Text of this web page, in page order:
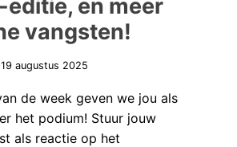
en meer
vangsten!
19 augustus 2025
de week geven we jou als
het podium! Stuur jouw
als reactie op het